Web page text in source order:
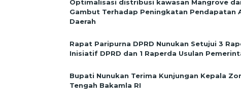
Optimalisasi distribusi kawasan Mangrove
Gambut Terhadap Peningkatan Pendapatan
Daerah
Rapat Paripurna DPRD Nunukan Setujui 3
Inisiatif DPRD dan 1 Raperda Usulan
Bupati Nunukan Terima Kunjungan Kepala
Tengah Bakamla RI